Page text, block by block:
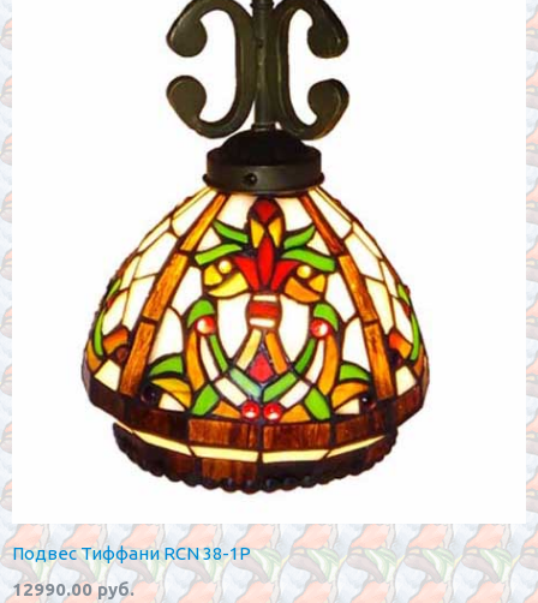
Подвес Тиффани RCN 38-1P
12990.00 руб.